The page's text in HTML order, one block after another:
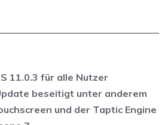
11.0.3 für alle Nutzer
beseitigt unter anderem
und der Taptic Engine